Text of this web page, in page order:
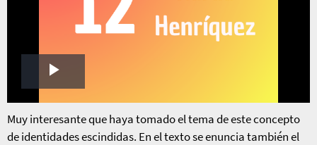
Play
Video
Muy interesante que haya tomado el tema de este concepto
de identidades escindidas. En el texto se enuncia también el